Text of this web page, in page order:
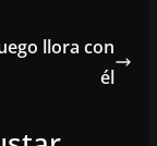
llora con
él